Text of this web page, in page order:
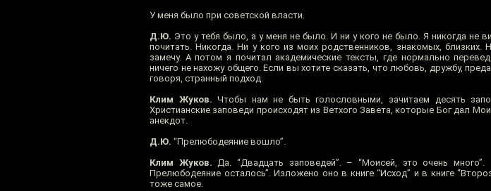
У меня было при советской власти.
Д.Ю. Это у тебя было, а у меня не было. И ни у кого не было. Я никогда не
почитать. Никогда. Ни у кого из моих родственников, знакомых,
замечу. А потом я почитал академические тексты, где нормально
ничего не нахожу общего. Если вы хотите сказать, что любовь, дружбу,
говоря, странный подход.
Клим Жуков. Чтобы нам не быть голословными, зачитаем десять
Христианские заповеди происходят из Ветхого Завета, которые Бог дал
анекдот.
Д.Ю. “Прелюбодеяние вошло”.
Клим Жуков. Да. “Двадцать заповедей”. – “Моисей, это очень много”.
Прелюбодеяние осталось”. Изложено оно в книге “Исход” и в книге
тоже самое.